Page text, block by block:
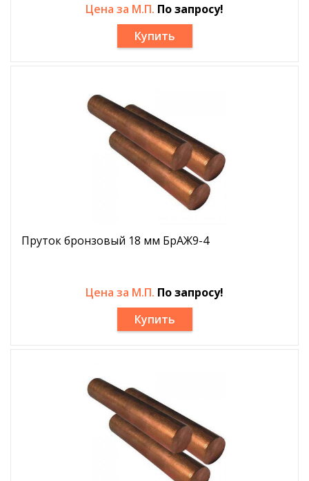
Цена за М.П. По запросу!
Купить
Пруток бронзовый 18 мм БрАЖ9-4
Цена за М.П. По запросу!
Купить